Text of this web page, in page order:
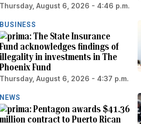
Thursday, August 6, 2026 - 4:46 p.m.
BUSINESS
The State Insurance
Fund acknowledges findings of
illegality in investments in The
Phoenix Fund
Thursday, August 6, 2026 - 4:37 p.m.
NEWS
Pentagon awards $41.36
million contract to Puerto Rican